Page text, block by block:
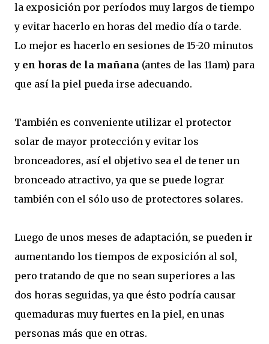
la exposición por períodos muy largos de tiempo
y evitar hacerlo en horas del medio día o tarde.
Lo mejor es hacerlo en sesiones de 15-20 minutos
y en horas de la mañana (antes de las 11am) para
que así la piel pueda irse adecuando.
También es conveniente utilizar el protector
solar de mayor protección y evitar los
bronceadores, así el objetivo sea el de tener un
bronceado atractivo, ya que se puede lograr
también con el sólo uso de protectores solares.
Luego de unos meses de adaptación, se pueden ir
aumentando los tiempos de exposición al sol,
pero tratando de que no sean superiores a las
dos horas seguidas, ya que ésto podría causar
quemaduras muy fuertes en la piel, en unas
personas más que en otras.